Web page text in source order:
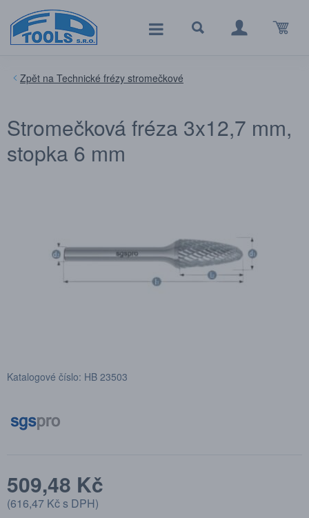
Technické frézy stromečkové
Stromečková fréza 3x12,7 mm,
stopka 6 mm
Katalogové číslo: HB 23503
509,48 Kč
(616,47 Kčs DPH)